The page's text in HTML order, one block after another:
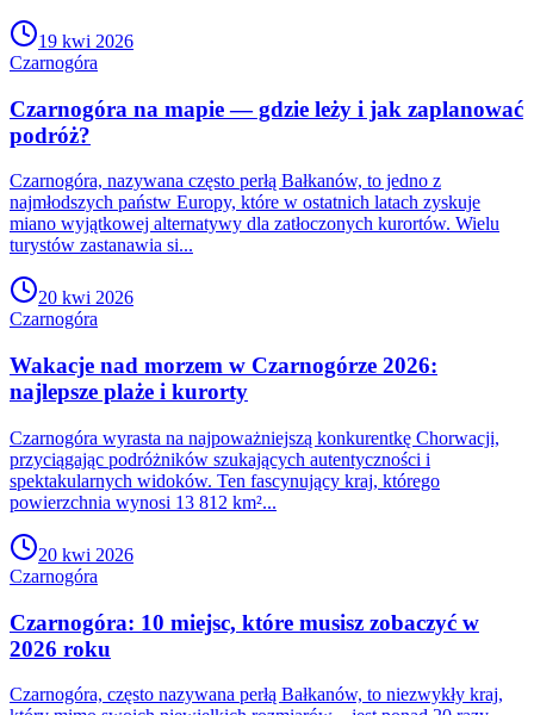
19 kwi 2026
Czarnogóra
Czarnogóra na mapie — gdzie leży i jak zaplanować
podróż?
Czarnogóra, nazywana często perłą Bałkanów, to jedno z
najmłodszych państw Europy, które w ostatnich latach zyskuje
miano wyjątkowej alternatywy dla zatłoczonych kurortów. Wielu
turystów zastanawia si...
20 kwi 2026
Czarnogóra
Wakacje nad morzem w Czarnogórze 2026:
najlepsze plaże i kurorty
Czarnogóra wyrasta na najpoważniejszą konkurentkę Chorwacji,
przyciągając podróżników szukających autentyczności i
spektakularnych widoków. Ten fascynujący kraj, którego
powierzchnia wynosi 13 812 km²...
20 kwi 2026
Czarnogóra
Czarnogóra: 10 miejsc, które musisz zobaczyć w
2026 roku
Czarnogóra, często nazywana perłą Bałkanów, to niezwykły kraj,